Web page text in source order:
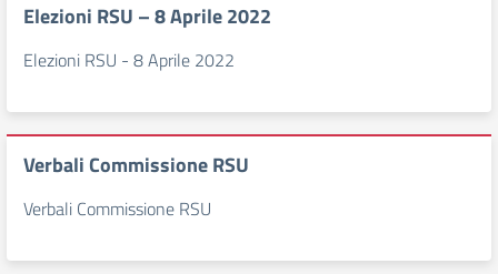
Elezioni RSU – 8 Aprile 2022
Elezioni RSU - 8 Aprile 2022
Verbali Commissione RSU
Verbali Commissione RSU